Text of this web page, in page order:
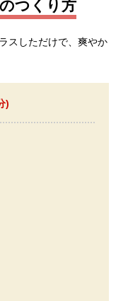
つくり方
スしただけで、爽やか
)